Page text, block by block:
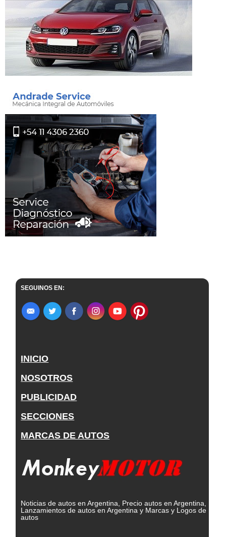
SEGUINOS EN:
INICIO
NOSOTROS
PUBLICIDAD
SECCIONES
MARCAS DE AUTOS
Noticias de autos en Argentina, Precio autos en Argentina,
Lanzamientos de autos en Argentina y Marcas y Logos de
autos